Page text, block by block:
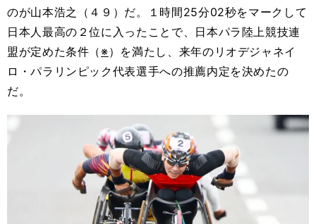
のが山本浩之（４９）だ。１時間25分02秒をマークして
日本人最高の２位に入ったことで、日本パラ陸上競技連
盟が定めた条件（※）を満たし、来年のリオデジャネイ
ロ・パラリンピック代表選手への推薦内定を決めたの
だ。